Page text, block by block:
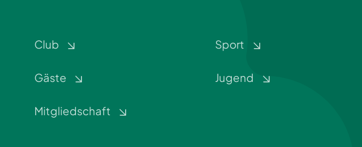
Club
Gäste
Mitgliedschaft
Sport
Jugend